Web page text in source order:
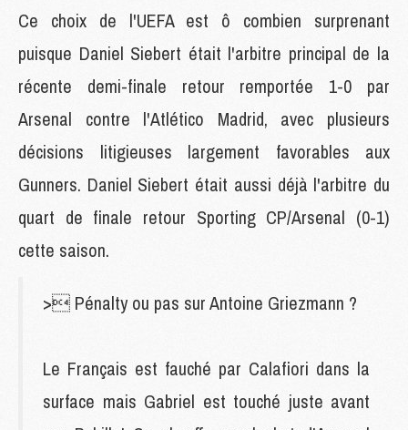
Ce choix de l'UEFA est ô combien surprenant
puisque Daniel Siebert était l'arbitre principal de la
récente demi-finale retour remportée 1-0 par
Arsenal contre l'Atlético Madrid, avec plusieurs
décisions litigieuses largement favorables aux
Gunners. Daniel Siebert était aussi déjà l'arbitre du
quart de finale retour Sporting CP/Arsenal (0-1)
cette saison.
> Pénalty ou pas sur Antoine Griezmann ?
Le Français est fauché par Calafiori dans la
surface mais Gabriel est touché juste avant